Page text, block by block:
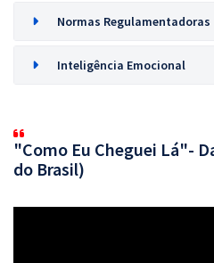
Normas Regulamentadoras
Inteligência Emocional
"Como Eu Cheguei Lá"-
do Brasil)